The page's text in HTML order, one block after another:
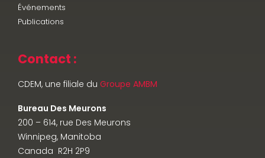
Événements
Publications
Contact :
CDEM, une filiale du Groupe AMBM
Bureau Des Meurons
200 – 614, rue Des Meurons
Winnipeg, Manitoba
Canada R2H 2P9